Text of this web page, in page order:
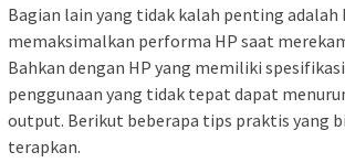
Bagian lain yang tidak kalah penting adalah
memaksimalkan performa HP saat
Bahkan dengan HP yang memiliki
penggunaan yang tidak tepat dapat
output. Berikut beberapa tips praktis yang
terapkan.